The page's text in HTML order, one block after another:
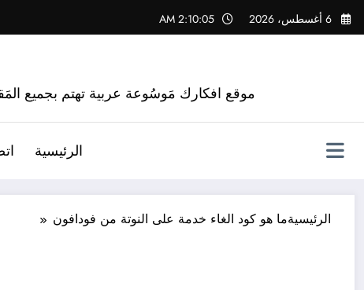
التجاوز
إلى
6 أغسطس، 2026 2:10:06 AM
موقع افكارك مَوسُوعة عربية تهتم بجميع
الرئيسية
الرئيسيةما هو كود الغاء خدمة على النوتة من فودافون